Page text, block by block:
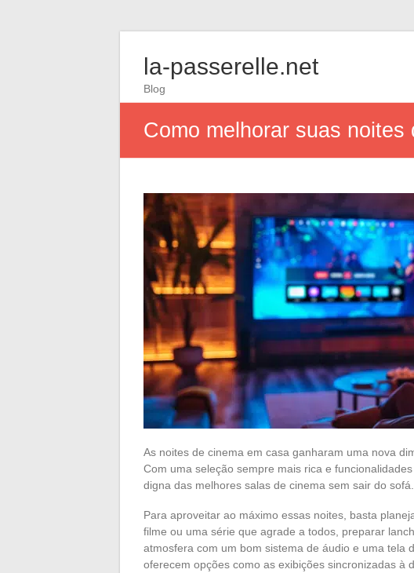
la-passerelle.net
Blog
Como melhorar suas
As noites de cinema em casa ganharam uma nova
Com uma seleção sempre mais rica e
digna das melhores salas de cinema sem sair do sofá.
Para aproveitar ao máximo essas noites, basta
filme ou uma série que agrade a todos, preparar
atmosfera com um bom sistema de áudio e uma tela
oferecem opções como as exibições sincronizadas à